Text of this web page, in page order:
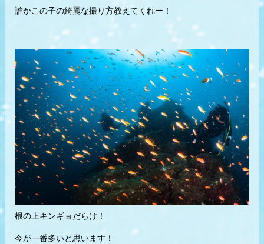
誰かこの子の綺麗な撮り方教えてくれー！
根の上キンギョだらけ！
今が一番多いと思います！